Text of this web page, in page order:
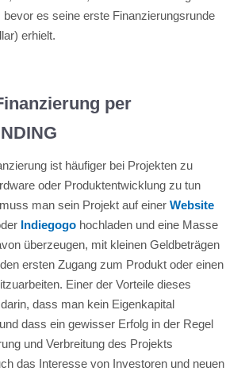
es seine erste Finanzierungsrunde
erhielt.
per
ist häufiger bei Projekten zu
oder Produktentwicklung zu tun
man sein Projekt auf einer Website
Indiegogohochladen und eine Masse
überzeugen, mit kleinen Geldbeträgen
ersten Zugang zum Produkt oder einen
Einer der Vorteile dieses
dass man kein Eigenkapital
dass ein gewisser Erfolg in der Regel
und Verbreitung des Projekts
das Interesse von Investoren und neuen